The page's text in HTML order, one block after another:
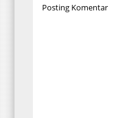
Posting Komentar